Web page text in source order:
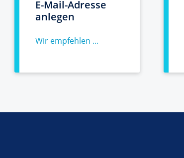
E-Mail-Adresse
anlegen
Wir empfehlen ...